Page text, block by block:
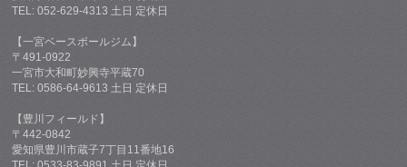
TEL: 052-629-4313 土日 定休日
【一宮ベースボールジム】
〒491-0922
一宮市大和町妙興寺平蔵70
TEL: 0586-64-9613 土日 定休日
【豊川フィールド】
〒442-0842
愛知県豊川市蔵子7丁目11番地16